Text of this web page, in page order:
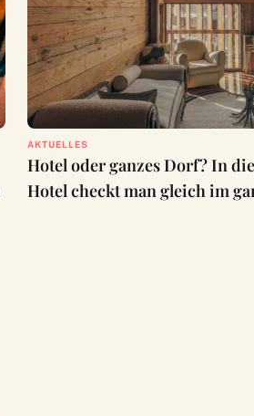
AKTUELLES
Hotel oder ganzes Dorf? In
Hotel checkt man gleich im